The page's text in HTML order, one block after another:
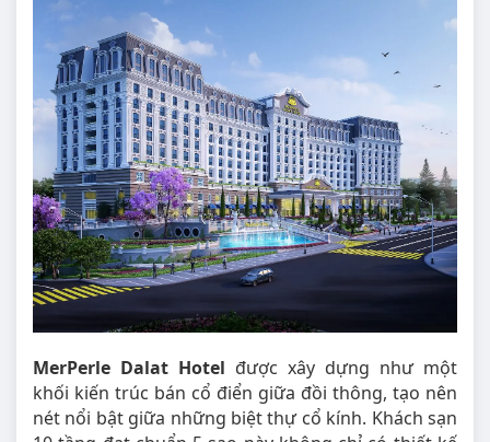
MerPerle Dalat Hotel được xây dựng như một
khối kiến trúc bán cổ điển giữa đồi thông, tạo nên
nét nổi bật giữa những biệt thự cổ kính. Khách sạn